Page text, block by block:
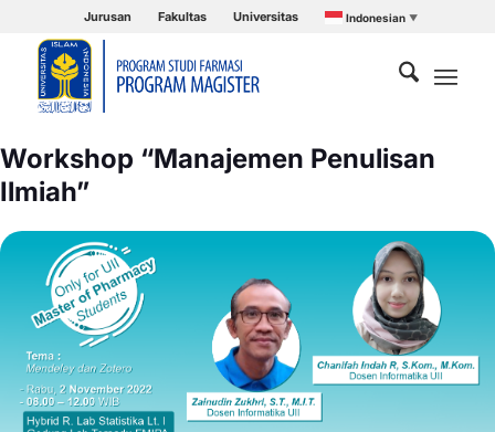
Jurusan Fakultas Universitas Indonesian ▼
Workshop “Manajemen Penulisan
Ilmiah”